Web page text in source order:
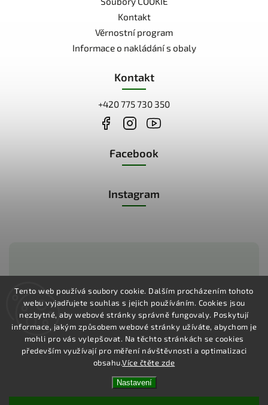
Tento web používá soubory cookie. Dalším procházením tohoto
webu vyjadřujete souhlas s jejich používáním. Cookies jsou
nezbytné, aby webové stránky správně fungovaly. Poskytují
informace, jakým způsobem webové stránky užíváte, abychom je
mohli pro vás vylepšovat. Na těchto stránkách se cookies
především využívají pro měření návštěvnosti a optimalizaci
obsahu.Více čtěte zde
Nastavení
Zákaznická podpora:
+420 775 730 350
Kontakt
Věrnostní program
Informace o nakládání s obaly
Kontakt
+420 775 730 350
Facebook
Instagram
Copyright 2026Pharma Activ. Všechna práva vyhrazena.
VytvořilShoptet| Design